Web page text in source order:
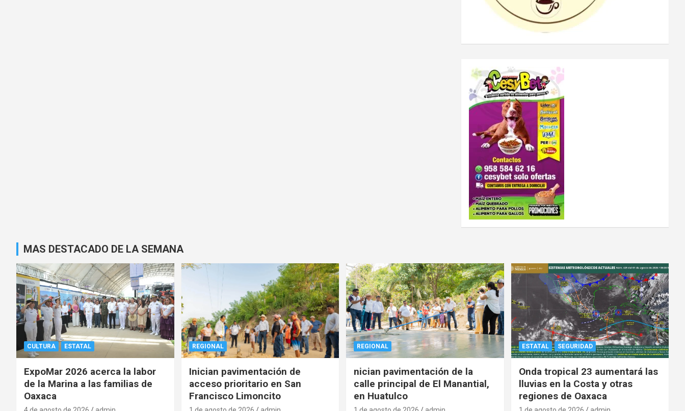
MAS DESTACADO DE LA SEMANA
CULTURA ESTATAL
ExpoMar 2026 acerca la labor
de la Marina a las familias de
Oaxaca
REGIONAL
Inician pavimentación de
acceso prioritario en San
Francisco Limoncito
REGIONAL
nician pavimentación de la
calle principal de El Manantial,
en Huatulco
ESTATAL SEGURIDAD
Onda tropical 23 aumentará las
lluvias en la Costa y otras
regiones de Oaxaca